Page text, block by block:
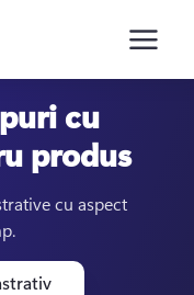
cu
produs
cu aspect